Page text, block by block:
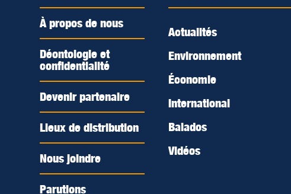
À propos de nous
Déontologie et
confidentialité
Devenir partenaire
Lieux de distribution
Nous joindre
Parutions
Actualités
Environnement
Économie
International
Balados
Vidéos